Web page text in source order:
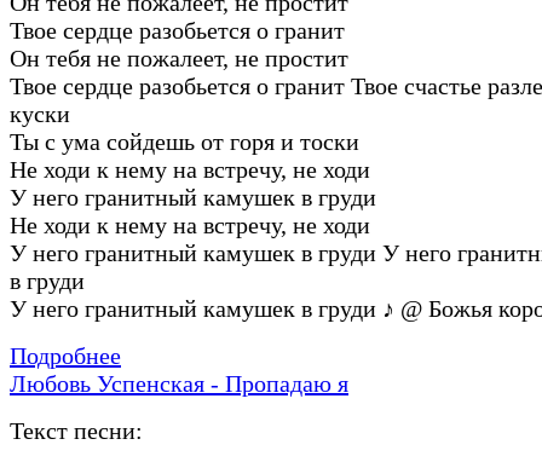
Твое сердце разобьется о гранит
Он тебя не пожалеет, не простит
Твое сердце разобьется о гранит Твое счастье
куски
Ты с ума сойдешь от горя и тоски
Не ходи к нему на встречу, не ходи
У него гранитный камушек в груди
Не ходи к нему на встречу, не ходи
У него гранитный камушек в груди У него
в груди
У него гранитный камушек в груди ♪ @ Божья
Подробнее
Любовь Успенская - Пропадаю я
Текст песни: